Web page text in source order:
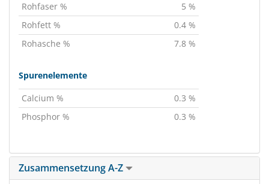
Rohfaser %
5 %
Rohfett %
0.4 %
Rohasche %
7.8 %
Spurenelemente
Calcium %
0.3 %
Phosphor %
0.3 %
Zusammensetzung A-Z